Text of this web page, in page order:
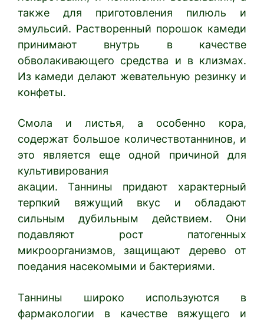
также для приготовления пилюль и
эмульсий. Растворенный порошок камеди
принимают внутрь в качестве
обволакивающего средства и в клизмах.
Из камеди делают жевательную резинку и
конфеты.
Смола и листья, а особенно кора,
содержат большое количествотаннинов, и
это является еще одной причиной для
культивирования
акации. Таннины придают характерный
терпкий вяжущий вкус и обладают
сильным дубильным действием. Они
подавляют рост патогенных
микроорганизмов, защищают дерево от
поедания насекомыми и бактериями.
Таннины широко используются в
фармакологии в качестве вяжущего и